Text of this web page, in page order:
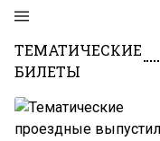
ТЕМАТИЧЕСКИЕ
БИЛЕТЫ